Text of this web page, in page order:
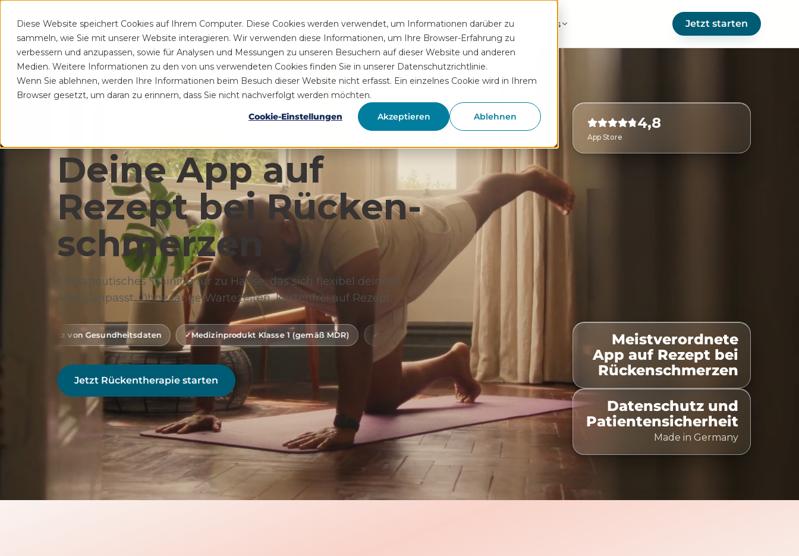
Diese Website speichert Cookies auf Ihrem Computer. Diese Cookies werden verwendet, um Informationen darüber zu
sammeln, wie Sie mit unserer Website interagieren. Wir verwenden diese Informationen, um Ihre Browser-Erfahrung zu
verbessern und anzupassen, sowie für Analysen und Messungen zu unseren Besuchern auf dieser Website und anderen
Medien. Weitere Informationen zu den von uns verwendeten Cookies finden Sie in unserer Datenschutzrichtlinie.
Wenn Sie ablehnen, werden Ihre Informationen beim Besuch dieser Website nicht erfasst. Ein einzelnes Cookie wird in Ihrem
Browser gesetzt, um daran zu erinnern, dass Sie nicht nachverfolgt werden möchten.
Cookie-Einstellungen
Akzeptieren Ablehnen
Patient Praxis Funktionen Rezeptservice Wissen Hilfe Über uns Jetzt starten
4,8
App Store
Meistverordnete
App auf Rezept bei
Rückenschmerzen
Datenschutz und
Patientensicherheit
Made in Germany
Deine App auf
Rezept bei Rücken­
schmerzen
Therapeutisches Training für zu Hause, das sich flexibel deinem
Alltag anpasst. Ohne lange Wartezeiten, kostenfrei auf Rezept.
Gesundheitsdaten Medizinprodukt Klasse 1 (gemäß MDR) Digitale Gesundheitsanwendung (DiGA) 100% Kostenübernahme Zeitlich flexibel
Jetzt Rückentherapie starten